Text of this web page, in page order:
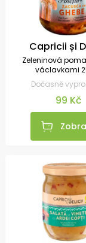
Capricii și
Zeleninová
václavkami
Dočasně
99 Kč